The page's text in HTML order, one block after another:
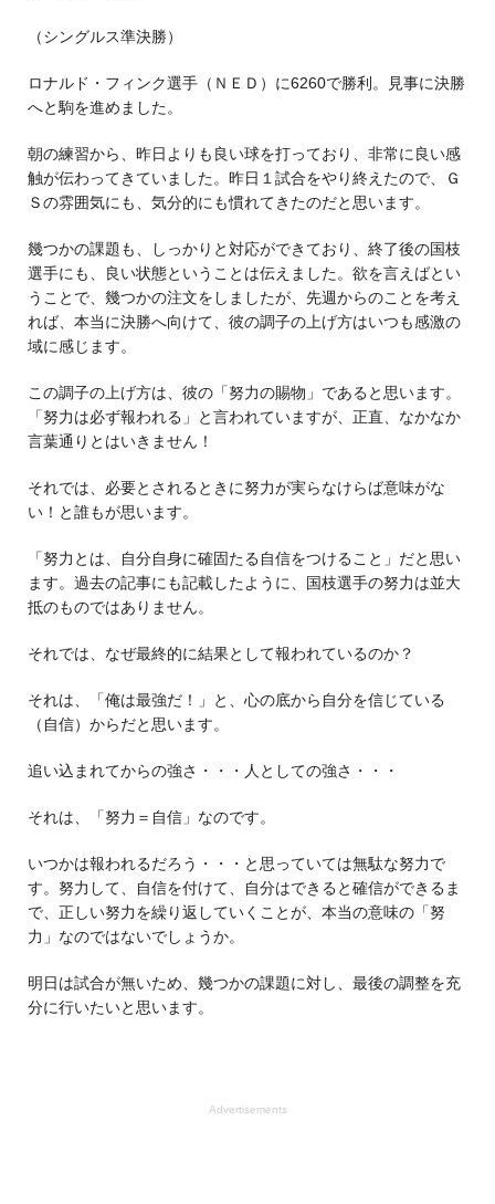
（シングルス準決勝）
ロナルド・フィンク選手（ＮＥＤ）に6260で勝利。見事に決勝
へと駒を進めました。
朝の練習から、昨日よりも良い球を打っており、非常に良い感
触が伝わってきていました。昨日１試合をやり終えたので、Ｇ
Ｓの雰囲気にも、気分的にも慣れてきたのだと思います。
幾つかの課題も、しっかりと対応ができており、終了後の国枝
選手にも、良い状態ということは伝えました。欲を言えばとい
うことで、幾つかの注文をしましたが、先週からのことを考え
れば、本当に決勝へ向けて、彼の調子の上げ方はいつも感激の
域に感じます。
この調子の上げ方は、彼の「努力の賜物」であると思います。
「努力は必ず報われる」と言われていますが、正直、なかなか
言葉通りとはいきません！
それでは、必要とされるときに努力が実らなけらば意味がな
い！と誰もが思います。
「努力とは、自分自身に確固たる自信をつけること」だと思い
ます。過去の記事にも記載したように、国枝選手の努力は並大
抵のものではありません。
それでは、なぜ最終的に結果として報われているのか？
それは、「俺は最強だ！」と、心の底から自分を信じている
（自信）からだと思います。
追い込まれてからの強さ・・・人としての強さ・・・
それは、「努力＝自信」なのです。
いつかは報われるだろう・・・と思っていては無駄な努力で
す。努力して、自信を付けて、自分はできると確信ができるま
で、正しい努力を繰り返していくことが、本当の意味の「努
力」なのではないでしょうか。
明日は試合が無いため、幾つかの課題に対し、最後の調整を充
分に行いたいと思います。
Advertisements